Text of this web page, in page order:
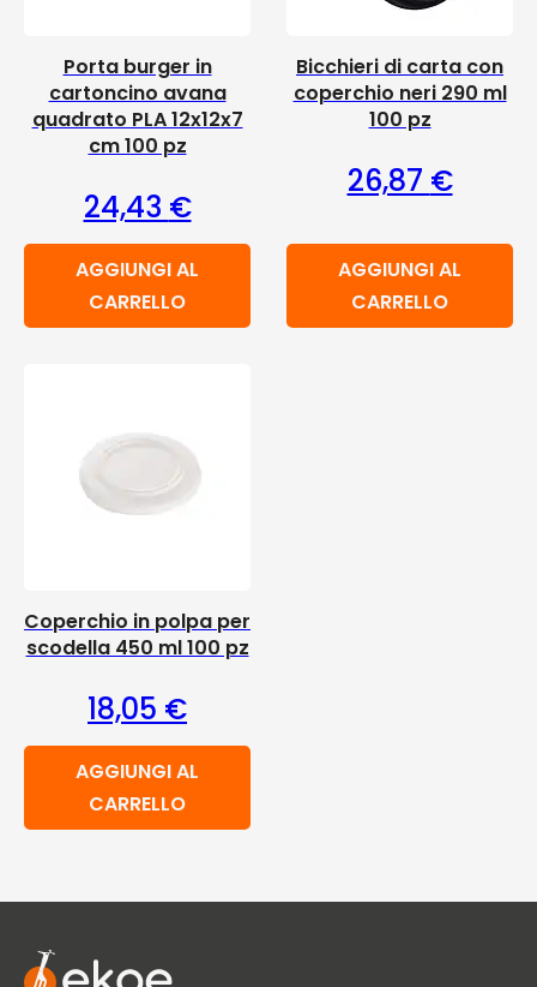
Porta burger in
cartoncino avana
quadrato PLA 12x12x7
cm 100 pz
24,43 €
AGGIUNGI AL
CARRELLO
Bicchieri di carta con
coperchio neri 290 ml
100 pz
26,87 €
AGGIUNGI AL
CARRELLO
Coperchio in polpa per
scodella 450 ml 100 pz
18,05 €
AGGIUNGI AL
CARRELLO